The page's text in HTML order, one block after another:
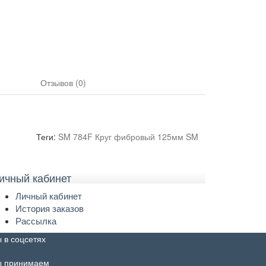
Отзывов (0)
Теги: SM 784F Круг фибровый 125мм SM
кабинет
Личный кабинет
История заказов
Рассылка
соцсетях
принимаем